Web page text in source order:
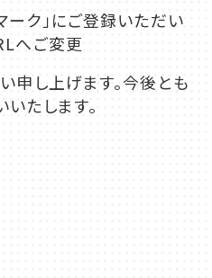
ーク」にご登録いただい
へご変更
申し上げます。今後とも
たします。